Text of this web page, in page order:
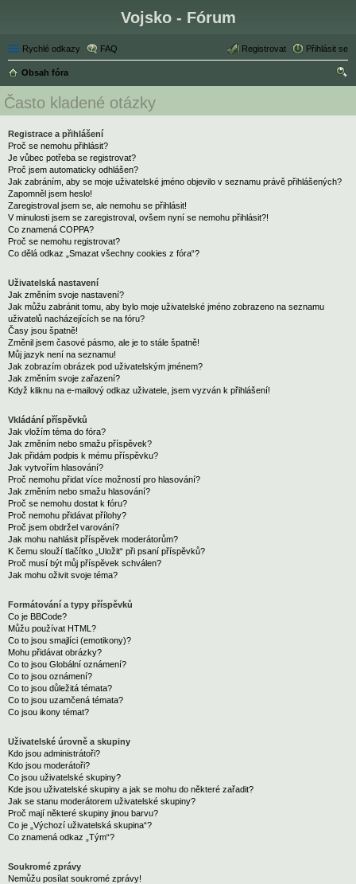
Vojsko - Fórum
Rychlé odkazy FAQ Přihlásit se
Registrovat
Obsah fóra
Často kladené otázky
Registrace a přihlášení
Proč se nemohu přihlásit?
Je vůbec potřeba se registrovat?
Proč jsem automaticky odhlášen?
Jak zabráním, aby se moje uživatelské jméno objevilo v seznamu právě přihlášených?
Zapomněl jsem heslo!
Zaregistroval jsem se, ale nemohu se přihlásit!
V minulosti jsem se zaregistroval, ovšem nyní se nemohu přihlásit?!
Co znamená COPPA?
Proč se nemohu registrovat?
Co dělá odkaz „Smazat všechny cookies z fóra“?
Uživatelská nastavení
Jak změním svoje nastavení?
Jak můžu zabránit tomu, aby bylo moje uživatelské jméno zobrazeno na seznamu
uživatelů nacházejících se na fóru?
Časy jsou špatně!
Změnil jsem časové pásmo, ale je to stále špatně!
Můj jazyk není na seznamu!
Jak zobrazím obrázek pod uživatelským jménem?
Jak změním svoje zařazení?
Když kliknu na e-mailový odkaz uživatele, jsem vyzván k přihlášení!
Vkládání příspěvků
Jak vložím téma do fóra?
Jak změním nebo smažu příspěvek?
Jak přidám podpis k mému příspěvku?
Jak vytvořím hlasování?
Proč nemohu přidat více možností pro hlasování?
Jak změním nebo smažu hlasování?
Proč se nemohu dostat k fóru?
Proč nemohu přidávat přílohy?
Proč jsem obdržel varování?
Jak mohu nahlásit příspěvek moderátorům?
K čemu slouží tlačítko „Uložit“ při psaní příspěvků?
Proč musí být můj příspěvek schválen?
Jak mohu oživit svoje téma?
Formátování a typy příspěvků
Co je BBCode?
Můžu používat HTML?
Co to jsou smajlíci (emotikony)?
Mohu přidávat obrázky?
Co to jsou Globální oznámení?
Co to jsou oznámení?
Co to jsou důležitá témata?
Co to jsou uzamčená témata?
Co jsou ikony témat?
Uživatelské úrovně a skupiny
Kdo jsou administrátoři?
Kdo jsou moderátoři?
Co jsou uživatelské skupiny?
Kde jsou uživatelské skupiny a jak se mohu do některé zařadit?
Jak se stanu moderátorem uživatelské skupiny?
Proč mají některé skupiny jinou barvu?
Co je „Výchozí uživatelská skupina“?
Co znamená odkaz „Tým“?
Soukromé zprávy
Nemůžu posílat soukromé zprávy!